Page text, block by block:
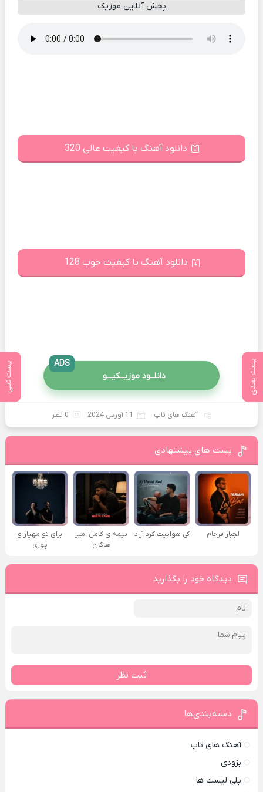
پست بعدی پست قبلی
پخش آنلاین موزیک
دانلود آهنگ با کیفیت عالی 320
دانلود آهنگ با کیفیت خوب 128
دانلــود موزیــکیـــو
ADS
آهنگ های تاپ 11 آوریل 2024 0 نظر
پست های پیشنهادی
لجباز فرجام کی هواییت کرد آراد
نیمه ی کامل امیر
هاکان
برای تو مهیار و
پوری
دیدگاه خود را بگذارید
ثبت نظر
دسته‌بندی‌ها
آهنگ های تاپ
بزودی
پلی لیست ها